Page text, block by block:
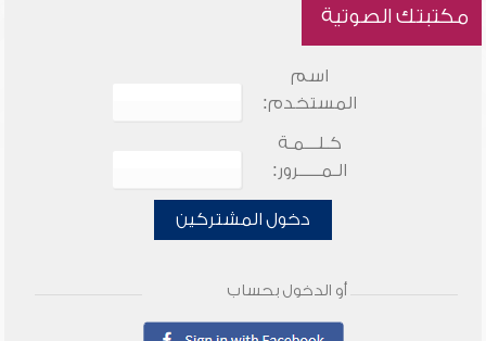
مكتبتك الصوتية
اسم
المستخدم:
كـلـــمـة
الـمـــــرور:
دخول المشتركين
أو الدخول بحساب